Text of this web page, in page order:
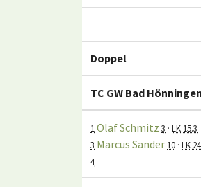
Doppel
TC GW Bad
1 Olaf Schmitz 3 · LK 15.3
3 Marcus Sander 10 · LK 24
4